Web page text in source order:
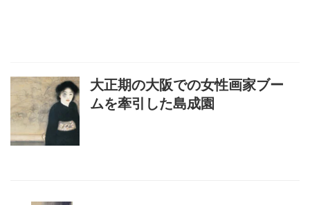
大正期の大阪での女性画家ブー
ムを牽引した島成園